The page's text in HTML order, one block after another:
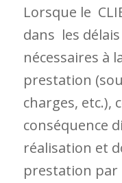
Lorsque le
dans les
nécessaires à
prestation
charges, etc.),
conséquence
réalisation et
prestation par